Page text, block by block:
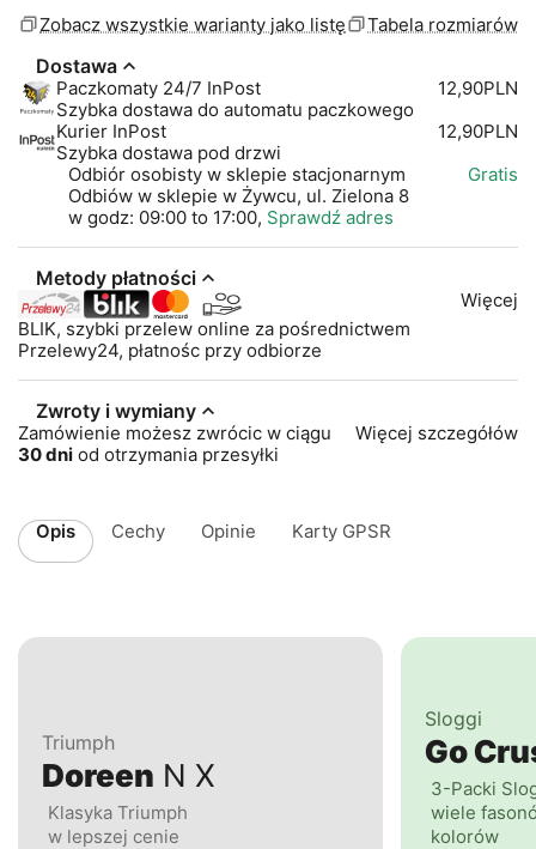
Zobacz wszystkie warianty jako listę Tabela rozmiarów
Dostawa
Paczkomaty 24/7 InPost
Szybka dostawa do automatu paczkowego
12,90PLN
Kurier InPost
Szybka dostawa pod drzwi
12,90PLN
Odbiór osobisty w sklepie stacjonarnym
Odbiów w sklepie w Żywcu, ul. Zielona 8
w godz: 09:00 to 17:00, Sprawdź adres
Gratis
Metody płatności
BLIK, szybki przelew online za pośrednictwem
Przelewy24, płatnośc przy odbiorze
Więcej
Zwroty i wymiany
Zamówienie możesz zwrócic w ciągu
30 dni od otrzymania przesyłki
Więcej szczegółów
Opis Cechy Opinie Karty GPSR
Triumph
Doreen N X
Klasyka Triumph
w lepszej cenie
Sloggi
Go
3-Packi
wiele
kolorów